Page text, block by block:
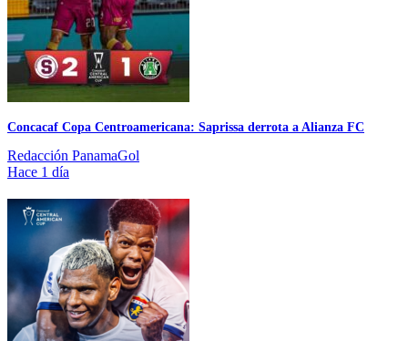
Concacaf Copa Centroamericana: Saprissa derrota a Alianza FC
Redacción PanamaGol
Hace 1 día